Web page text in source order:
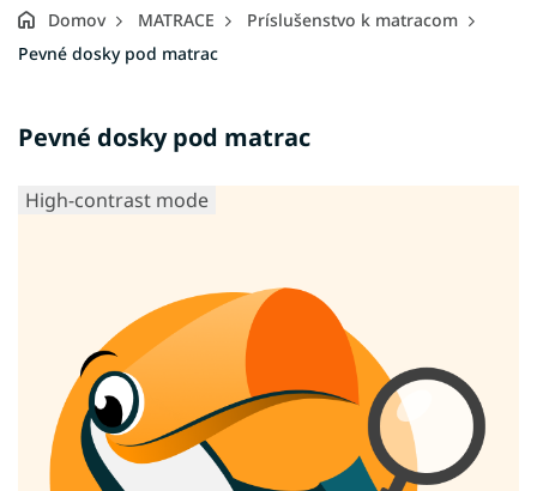
Domov MATRACE
Príslušenstvo k matracom
Pevné dosky pod matrac
Pevné dosky pod matrac
High-contrast mode